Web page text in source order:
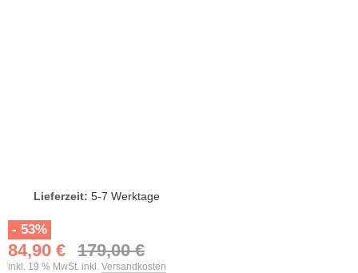
Lieferzeit: 5-7 Werktage
- 53%
84,90 € 179,00 €
inkl. 19 % MwSt. inkl. Versandkosten